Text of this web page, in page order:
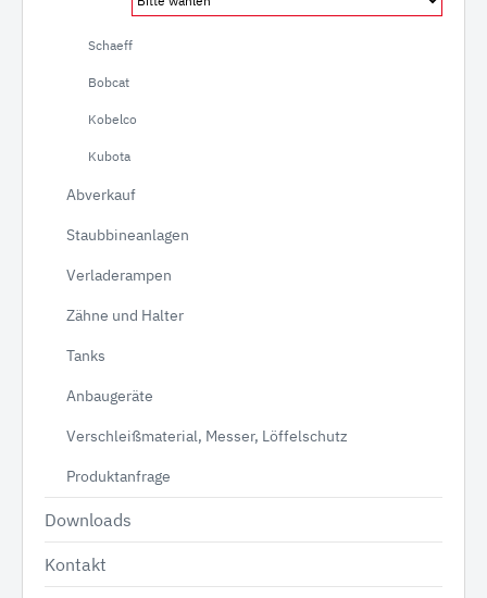
Schaeff
Bobcat
Kobelco
Kubota
Abverkauf
Staubbineanlagen
Verladerampen
Zähne und Halter
Tanks
Anbaugeräte
Verschleißmaterial, Messer, Löffelschutz
Produktanfrage
Downloads
Kontakt